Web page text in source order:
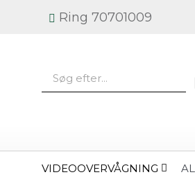
Ring 70701009
VIDEOOVERVÅGNING